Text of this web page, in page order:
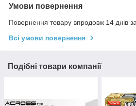
Умови повернення
Повернення товару впродовж 14 днів
Всі умови повернення
Подібні товари компанії